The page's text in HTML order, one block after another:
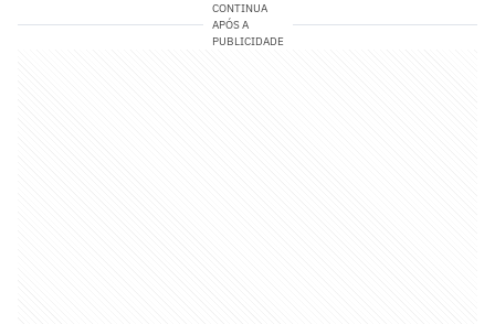
CONTINUA
APÓS A
PUBLICIDADE